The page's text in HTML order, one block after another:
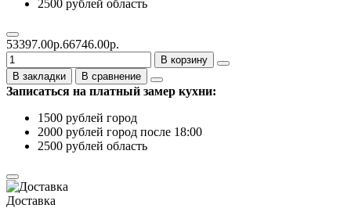
2500 рублей область
53397.00р.66746.00р.
В корзину
В закладки
В сравнение
Записаться на платный замер кухни:
1500 рублей город
2000 рублей город после 18:00
2500 рублей область
Доставка